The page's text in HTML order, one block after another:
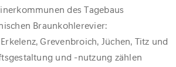
des Tagebaus
Braunkohlerevier:
Grevenbroich, Jüchen, Titz und
und -nutzung zählen